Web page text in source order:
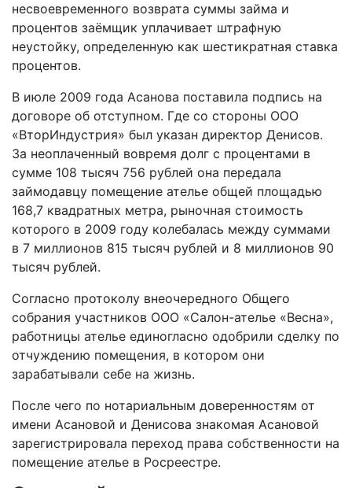
несвоевременного возврата суммы займа и
процентов заёмщик уплачивает штрафную
неустойку, определенную как шестикратная ставка
процентов.
В июле 2009 года Асанова поставила подпись на
договоре об отступном. Где со стороны ООО
«ВторИндустрия» был указан директор Денисов.
За неоплаченный вовремя долг с процентами в
сумме 108 тысяч 756 рублей она передала
займодавцу помещение ателье общей площадью
168,7 квадратных метра, рыночная стоимость
которого в 2009 году колебалась между суммами
в 7 миллионов 815 тысяч рублей и 8 миллионов 90
тысяч рублей.
Согласно протоколу внеочередного Общего
собрания участников ООО «Салон-­ателье «Весна»,
работницы ателье единогласно одобрили сделку по
отчуждению помещения, в котором они
зарабатывали себе на жизнь.
После чего по нотариальным доверенностям от
имени Асановой и Денисова знакомая Асановой
зарегистрировала переход права собственности на
помещение ателье в Росреестре.